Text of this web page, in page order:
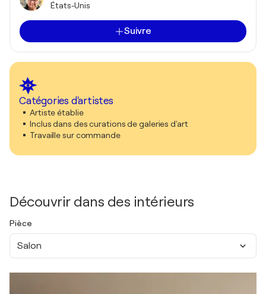
États-Unis
Suivre
Catégories d'artistes
Artiste établie
Inclus dans des curations de galeries d'art
Travaille sur commande
Découvrir dans des intérieurs
Pièce
Salon